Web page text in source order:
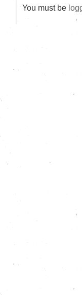
You must be